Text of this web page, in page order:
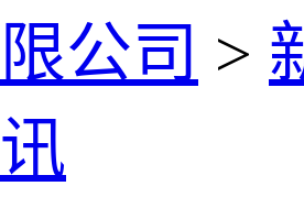
限公司 >
讯